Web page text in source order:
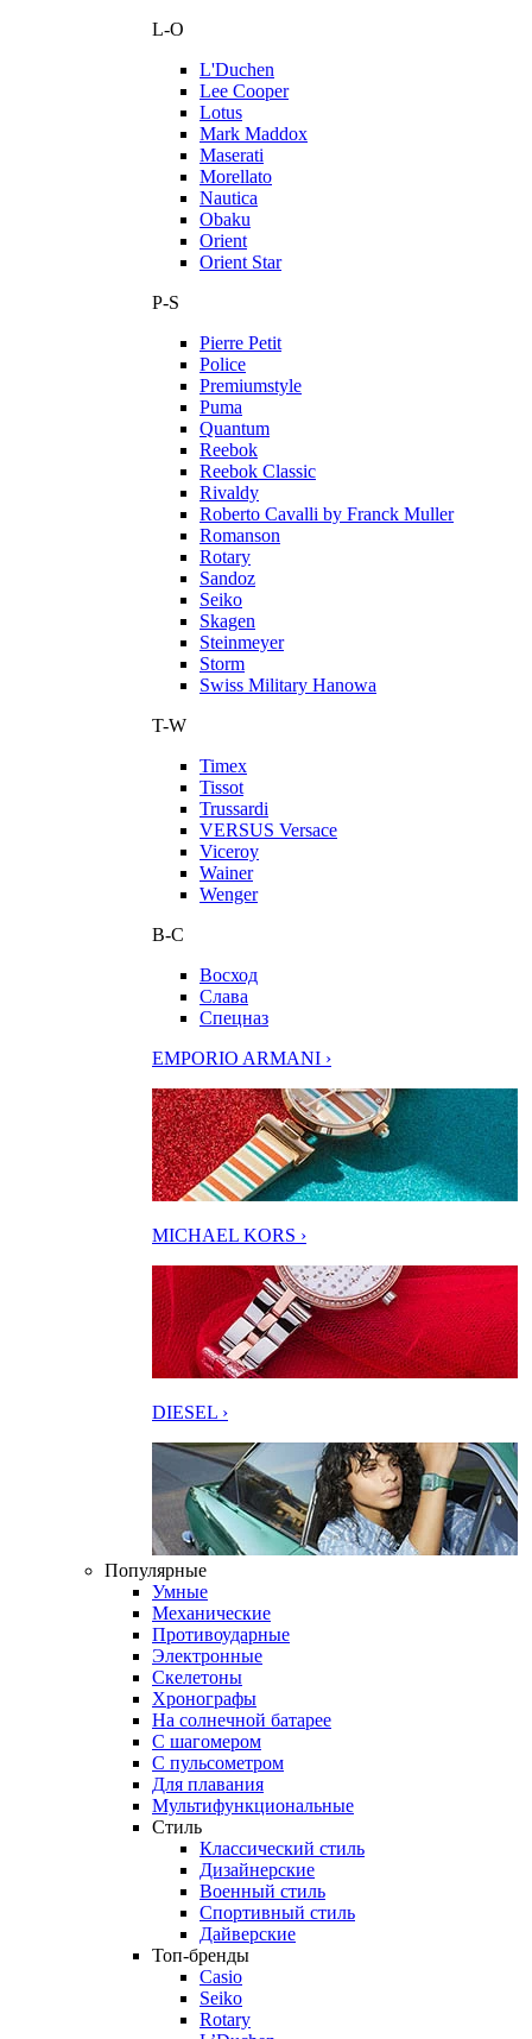
L-O
L'Duchen
Lee Cooper
Lotus
Mark Maddox
Maserati
Morellato
Nautica
Obaku
Orient
Orient Star
P-S
Pierre Petit
Police
Premiumstyle
Puma
Quantum
Reebok
Reebok Classic
Rivaldy
Roberto Cavalli by Franck Muller
Romanson
Rotary
Sandoz
Seiko
Skagen
Steinmeyer
Storm
Swiss Military Hanowa
T-W
Timex
Tissot
Trussardi
VERSUS Versace
Viceroy
Wainer
Wenger
В-С
Восход
Слава
Спецназ
EMPORIO ARMANI ›
MICHAEL KORS ›
DIESEL ›
Популярные
Умные
Механические
Противоударные
Электронные
Скелетоны
Хронографы
На солнечной батарее
С шагомером
С пульсометром
Для плавания
Мультифункциональные
Стиль
Классический стиль
Дизайнерские
Военный стиль
Спортивный стиль
Дайверские
Топ-бренды
Casio
Seiko
Rotary